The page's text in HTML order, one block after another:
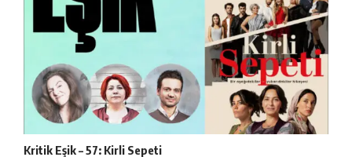
Kritik Eşik – 57: Kirli Sepeti